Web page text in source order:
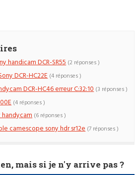
handicam DCR-SR55 (2 réponses )
DCR-HC22E (4 réponses )
DCR-HC46 erreur C:32:10 (3 réponses )
(4 réponses )
handycam (6 réponses )
camescope sony hdr sr12e (7 réponses )
mais si je n'y arrive pas ?